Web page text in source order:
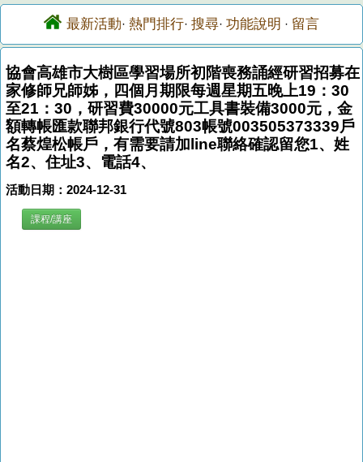
最新活動· 熱門排行· 搜尋· 功能說明 · 留言
協會高雄市大樹區學習場所初階喪務誦經研習招募在
家修師兄師姊，四個月期限每週星期五晚上19：30
至21：30，研習費30000元工具書裝備3000元，金
額轉帳匯款聯邦銀行代號803帳號003505373339戶
名蔡煌松帳戶，有需要請加line聯絡確認留您1、姓
名2、住址3、電話4、
活動日期：2024-12-31
課程/講座